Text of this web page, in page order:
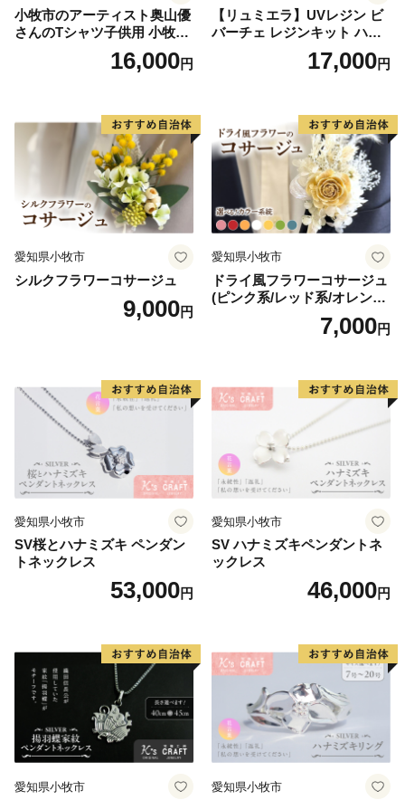
小牧市のアーティスト奥山優
さんのTシャツ子供用 小牧市
16,000円
【リュミエラ】UVレジン ビ
バーチェ レジンキット ハン
ドメイド レジンクラフト ア
クセサリーキット 手作り セ
17,000円
愛知県小牧市
シルクフラワーコサージュ
9,000円
愛知県小牧市
ドライ風フラワーコサージュ
(ピンク系/レッド系/オレンジ
系/ホワイト系/イエロー系/グ
リーン系/ブルー系）7,000円
愛知県小牧市
SV桜とハナミズキ ペンダン
トネックレス
53,000円
愛知県小牧市
SV ハナミズキペンダントネ
ックレス
46,000円
愛知県小牧市 愛知県小牧市